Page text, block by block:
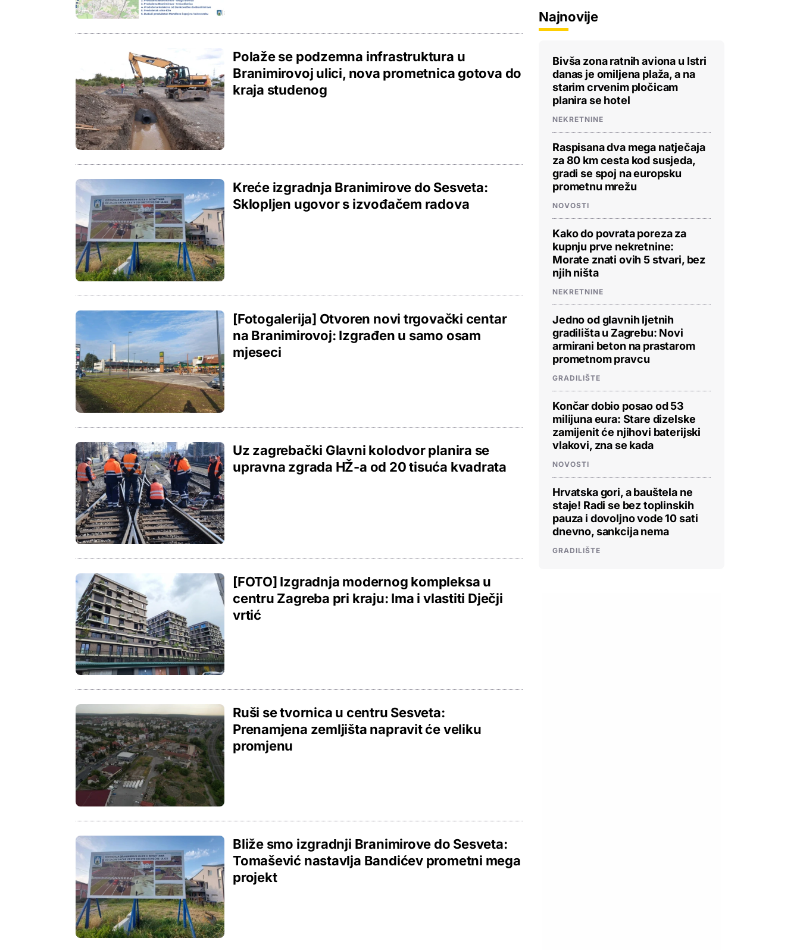
Polaže se podzemna infrastruktura u
Branimirovoj ulici, nova prometnica gotova do
kraja studenog
Kreće izgradnja Branimirove do Sesveta:
Sklopljen ugovor s izvođačem radova
[Fotogalerija] Otvoren novi trgovački centar
na Branimirovoj: Izgrađen u samo osam
mjeseci
Uz zagrebački Glavni kolodvor planira se
upravna zgrada HŽ-a od 20 tisuća kvadrata
[FOTO] Izgradnja modernog kompleksa u
centru Zagreba pri kraju: Ima i vlastiti Dječji
vrtić
Ruši se tvornica u centru Sesveta:
Prenamjena zemljišta napravit će veliku
promjenu
Bliže smo izgradnji Branimirove do Sesveta:
Tomašević nastavlja Bandićev prometni mega
projekt
Najnovije
Bivša zona ratnih aviona u Istri
danas je omiljena plaža, a na
starim crvenim pločicam
planira se hotel
NEKRETNINE
Raspisana dva mega natječaja
za 80 km cesta kod susjeda,
gradi se spoj na europsku
prometnu mrežu
NOVOSTI
Kako do povrata poreza za
kupnju prve nekretnine:
Morate znati ovih 5 stvari, bez
njih ništa
NEKRETNINE
Jedno od glavnih ljetnih
gradilišta u Zagrebu: Novi
armirani beton na prastarom
prometnom pravcu
GRADILIŠTE
Končar dobio posao od 53
milijuna eura: Stare dizelske
zamijenit će njihovi baterijski
vlakovi, zna se kada
NOVOSTI
Hrvatska gori, a bauštela ne
staje! Radi se bez toplinskih
pauza i dovoljno vode 10 sati
dnevno, sankcija nema
GRADILIŠTE